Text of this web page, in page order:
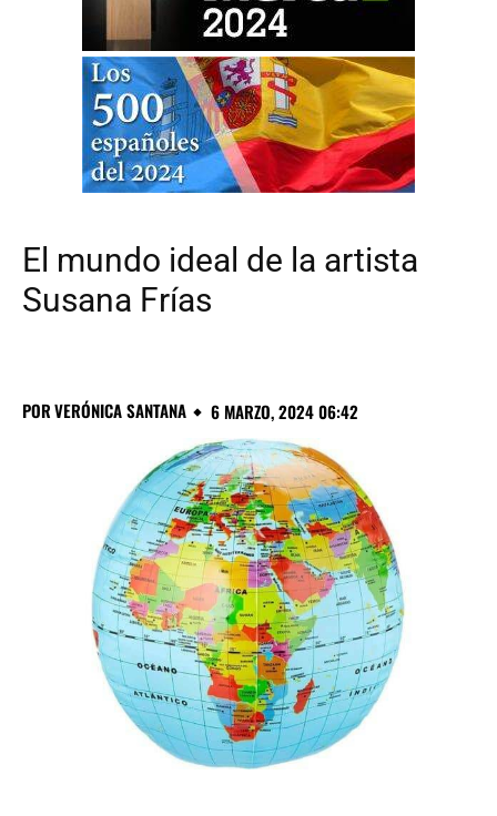
El mundo ideal de la artista
Susana Frías
PORVERÓNICA SANTANA 6 MARZO, 2024 06:42